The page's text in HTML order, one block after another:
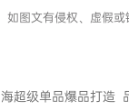
图文有侵权、虚假
超级单品爆品打造